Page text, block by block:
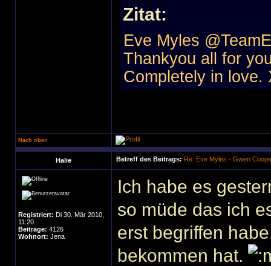
Zitat:
Eve Myles
Thankyou all for
Completely in love.
Nach oben
Halie Betreff des Beitrags: Re: Eve Myles - Gwen
Registriert: Di 30. Mär 2010,
11:20
Beiträge: 4126
Wohnort: Jena
Ich habe es
so müde das ich
erst begriffen
bekommen hat.